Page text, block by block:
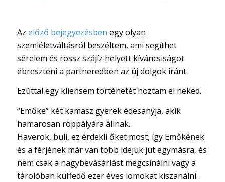
Az előző bejegyezésben egy olyan
szemléletváltásról beszéltem, ami segíthet
sérelem és rossz szájíz helyett kíváncsiságot
ébreszteni a partneredben az új dolgok iránt.
Ezúttal egy kliensem történetét hoztam el neked.
“Emőke” két kamasz gyerek édesanyja, akik
hamarosan röppályára állnak.
Haverok, buli, ez érdekli őket most, így Emőkének
és a férjének már van több idejük jut egymásra, és
nem csak a nagybevásárlást megcsinálni vagy a
tárolóban küffedő ezer éves lomokat kiszanálni.